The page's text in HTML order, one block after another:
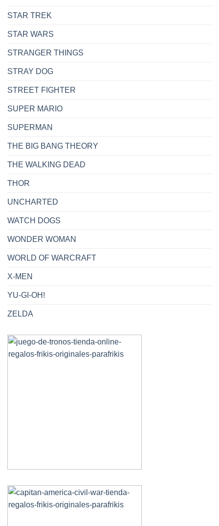
STAR TREK
STAR WARS
STRANGER THINGS
STRAY DOG
STREET FIGHTER
SUPER MARIO
SUPERMAN
THE BIG BANG THEORY
THE WALKING DEAD
THOR
UNCHARTED
WATCH DOGS
WONDER WOMAN
WORLD OF WARCRAFT
X-MEN
YU-GI-OH!
ZELDA